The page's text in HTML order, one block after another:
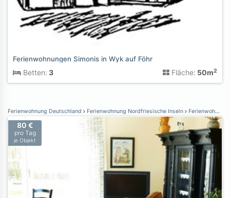
Ferienwohnungen Simonis in Wyk auf Föhr
Betten: 3 Fläche: 50m2
Ferienwohnung Deutschland Ferienwohnung Nordfriesische Inseln Ferienwohnung Nordstrand
80 €
pro Tag
je Objekt